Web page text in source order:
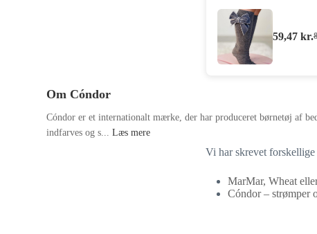
59,47 kr.
Om Cóndor
Cóndor er et internationalt mærke, der har produceret børnetøj af
indfarves og s...Læs mere
Vi har skrevet
MarMar, Wheat
Cóndor – strømper